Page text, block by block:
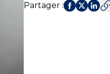
Partager :